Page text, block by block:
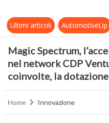
Ultimi articoli AutomotiveUp
Magic Spectrum,
nel network CDP
coinvolte, la dotazione
Home Innovazione